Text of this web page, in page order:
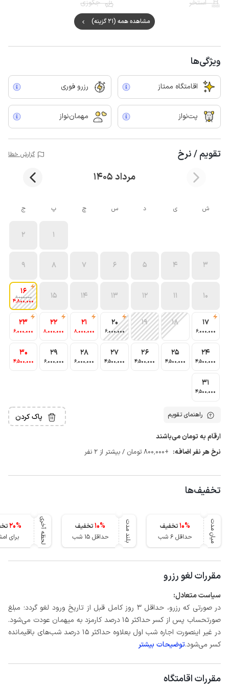
استخر
جکوزی
مشاهده همه (21 گزینه)
ویژگی‌ها
اقامتگاه ممتاز رزرو فوری
پت‌نواز مهمان‌نواز
تقویم / نرخ گزارش خطا
مرداد 1405
ش ی د س چ پ ج
1
2
3
4
5
6
7
8
9
10
11
12
13
14
15
16
6٬000٬000
4٬800٬000
17
6٬000٬000
18
19
20
6٬000٬000
21
8٬000٬000
22
8٬000٬000
23
6٬000٬000
24
4٬500٬000
25
4٬500٬000
26
4٬500٬000
27
4٬500٬000
28
6٬000٬000
29
6٬000٬000
30
4٬500٬000
31
4٬500٬000
راهنمای تقویم پاک کردن
ارقام به تومان می‌باشند
نرخ هر نفر اضافه: +800٬000 تومان / بیشتر از 2 نفر
تخفیف‌ها
میان مدت 10%
تخفیف
حداقل 6 شب
بلند مدت 10%
تخفیف
حداقل 15 شب
لحظه آخری 20%
برای
مقررات لغو رزرو
سیاست متعادل:
در صورتی که رزرو، حداقل 3 روز کامل قبل از تاریخ ورود لغو گردد؛ مبلغ
صورتحساب پس از کسر حداکثر 15 درصد کارمزد به میهمان عودت می‌شود.
در غیر اینصورت اجاره شب اول بعلاوه حداکثر 15 درصد شب‌های باقیمانده
کسر می‌شود.توضیحات بیشتر
مقررات اقامتگاه